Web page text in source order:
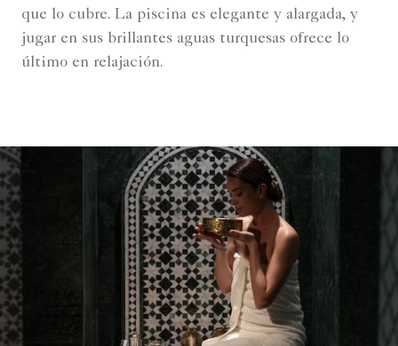
que lo cubre. La piscina es elegante y alargada, y
jugar en sus brillantes aguas turquesas ofrece lo
último en relajación.